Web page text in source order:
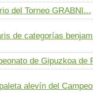
del Torneo GRABNI...
de categorías
de Gipuzkoa de
alevín del